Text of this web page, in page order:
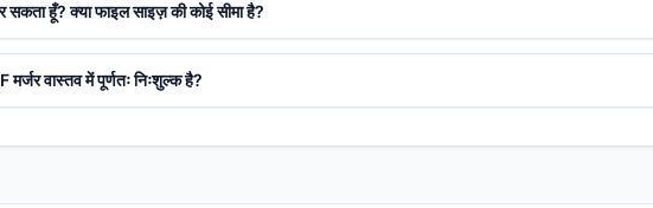
सकता हूँ? क्या फाइल साइज़ की कोई सीमा है?
वास्तव में पूर्णतः निःशुल्क है?